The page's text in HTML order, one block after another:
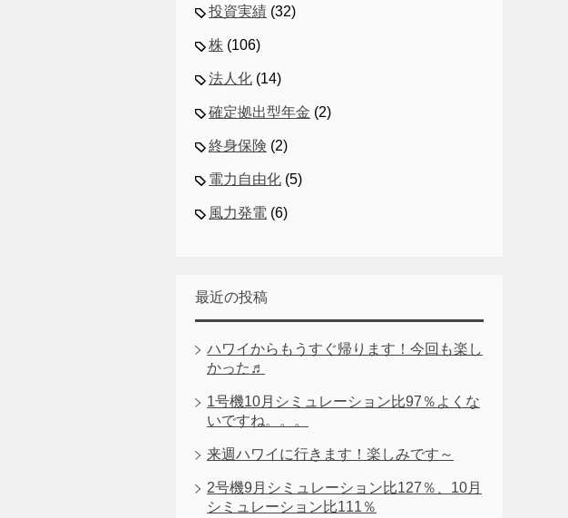
投資実績 (32)
株 (106)
法人化 (14)
確定拠出型年金 (2)
終身保険 (2)
電力自由化 (5)
風力発電 (6)
最近の投稿
ハワイからもうすぐ帰ります！今回も楽し
かった♬
1号機10月シミュレーション比97％よくな
いですね。。。
来週ハワイに行きます！楽しみです～
2号機9月シミュレーション比127％、10月
シミュレーション比111％